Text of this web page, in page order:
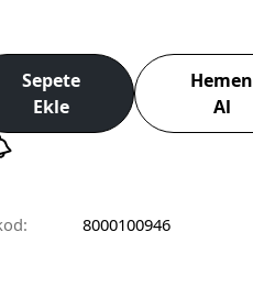
Sepete
Ekle
Hemen
Al
8000100946